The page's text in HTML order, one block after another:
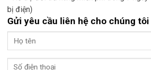
bị điện)
Gửi yêu cầu liên hệ cho chúng tôi